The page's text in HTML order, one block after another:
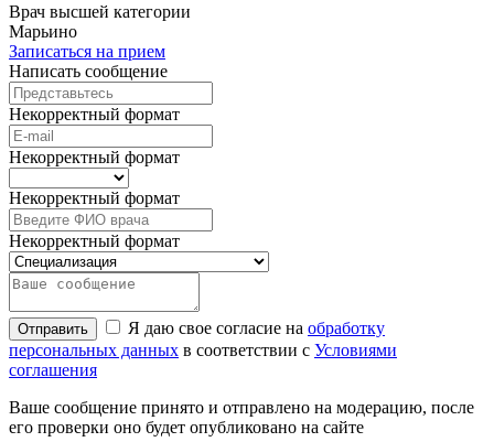
Врач высшей категории
Марьино
Записаться на прием
Написать сообщение
Некорректный формат
Некорректный формат
Некорректный формат
Некорректный формат
Отправить Я даю свое согласие на обработку
персональных данных в соответствии с Условиями
соглашения
Ваше сообщение принято и отправлено на модерацию, после
его проверки оно будет опубликовано на сайте